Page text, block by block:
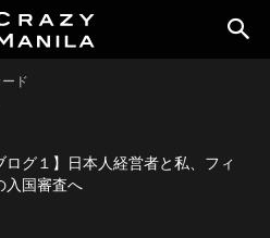
ド
ログ１】日本人経営者と私、フィ
入国審査へ